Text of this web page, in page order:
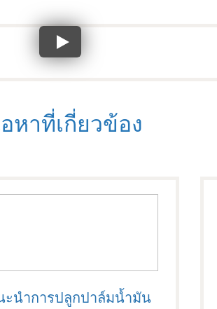
หาที่เกี่ยวข้อง
ะนำการปลูกปาล์มน้ำมัน